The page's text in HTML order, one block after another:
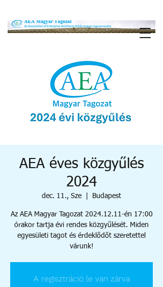
AEA éves közgyűlés
2024
dec. 11., Sze Budapest
Az AEA Magyar Tagozat 2024.12.11-én 17:00
órakor tartja évi rendes közgyűlését. Miden
egyesületi tagot és érdeklődőt szeretettel
várunk!
A regisztráció le van zárva